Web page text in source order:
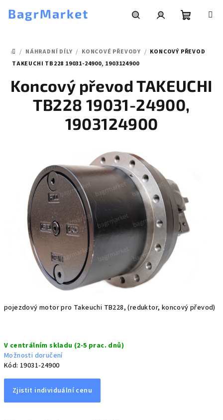
BagrMarket
DOMŮ
/ NÁHRADNÍ DÍLY / KONCOVÉ PŘEVODY / KONCOVÝ PŘEVOD
TAKEUCHI TB228 19031-24900, 1903124900
pojezdový motor pro Takeuchi TB228, (reduktor, koncový převod)
cena:
V centrálním skladu (2-5 prac. dnů)
Možnosti doručení
Kód: 19031-24900
Zjistit individuální cenu
Koncový převod TAKEUCHI
TB228 19031-24900,
1903124900